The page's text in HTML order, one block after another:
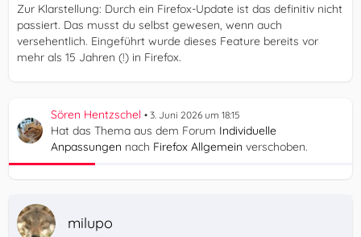
Zur Klarstellung: Durch ein Firefox-Update ist das definitiv nicht
passiert. Das musst du selbst gewesen, wenn auch
versehentlich. Eingeführt wurde dieses Feature bereits vor
mehr als 15 Jahren (!) in Firefox.
Sören Hentzschel 3. Juni 2026 um 18:15
Hat das Thema aus dem Forum Individuelle
Anpassungen nach Firefox Allgemein verschoben.
milupo